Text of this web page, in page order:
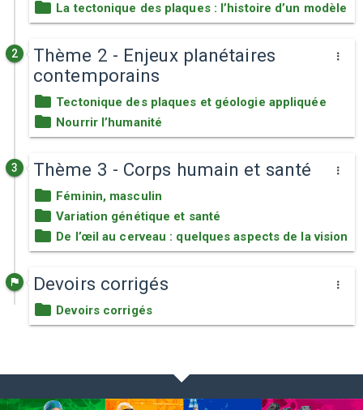
La tectonique des plaques : l’histoire d’un modèle
2
Thème 2 - Enjeux planétaires
contemporains
Tectonique des plaques et géologie appliquée
Nourrir l’humanité
3 Thème 3 - Corps humain et santé
Féminin, masculin
Variation génétique et santé
De l’œil au cerveau : quelques aspects de la vision
Devoirs corrigés
Devoirs corrigés